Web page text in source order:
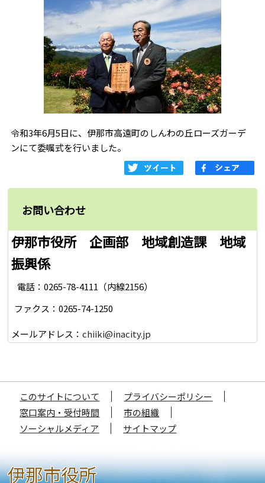
令和3年6月5日に、伊那市高遠町のしんわの丘ローズガーデ
ンにて委嘱式を行いました。
お問い合わせ
伊那市役所 企画部 地域創造課 地域
振興係
電話：0265-78-4111（内線2156）
ファクス：0265-74-1250
メールアドレス：chiiki@inacity.jp
このサイトについて
プライバシーポリシー
窓口案内・受付時間
市の組織
ソーシャルメディア
サイトマップ
伊那市役所